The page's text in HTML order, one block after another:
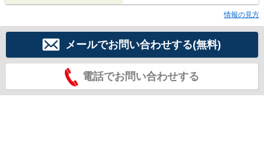
情報の見方
メールでお問い合わせする(無料)
電話でお問い合わせする